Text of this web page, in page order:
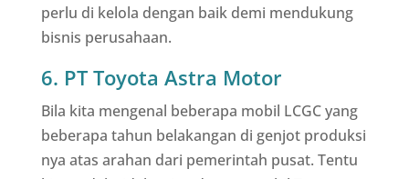
perlu di kelola dengan baik demi mendukung
bisnis perusahaan.
6. PT Toyota Astra Motor
Bila kita mengenal beberapa mobil LCGC yang
beberapa tahun belakangan di genjot produksi
nya atas arahan dari pemerintah pusat. Tentu